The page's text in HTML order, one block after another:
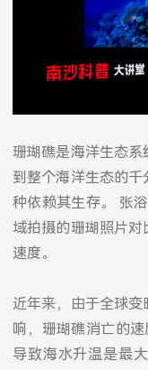
珊瑚礁是海洋生态
到整个海洋生态的
种依赖其生存。 张
域拍摄的珊瑚照片
速度。
近年来，由于全球
响，珊瑚礁消亡的
导致海水升温是最